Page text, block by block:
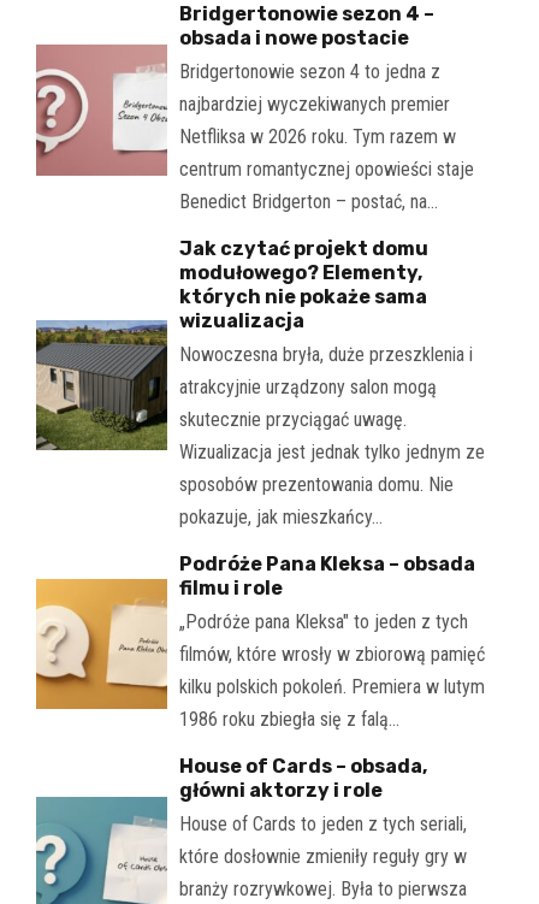
Bridgertonowie sezon 4 –
obsada i nowe postacie
Bridgertonowie sezon 4 to jedna z
najbardziej wyczekiwanych premier
Netfliksa w 2026 roku. Tym razem w
centrum romantycznej opowieści staje
Benedict Bridgerton – postać, na…
Jak czytać projekt domu
modułowego? Elementy,
których nie pokaże sama
wizualizacja
Nowoczesna bryła, duże przeszklenia i
atrakcyjnie urządzony salon mogą
skutecznie przyciągać uwagę.
Wizualizacja jest jednak tylko jednym ze
sposobów prezentowania domu. Nie
pokazuje, jak mieszkańcy…
Podróże Pana Kleksa – obsada
filmu i role
„Podróże pana Kleksa" to jeden z tych
filmów, które wrosły w zbiorową pamięć
kilku polskich pokoleń. Premiera w lutym
1986 roku zbiegła się z falą…
House of Cards – obsada,
główni aktorzy i role
House of Cards to jeden z tych seriali,
które dosłownie zmieniły reguły gry w
branży rozrywkowej. Była to pierwsza